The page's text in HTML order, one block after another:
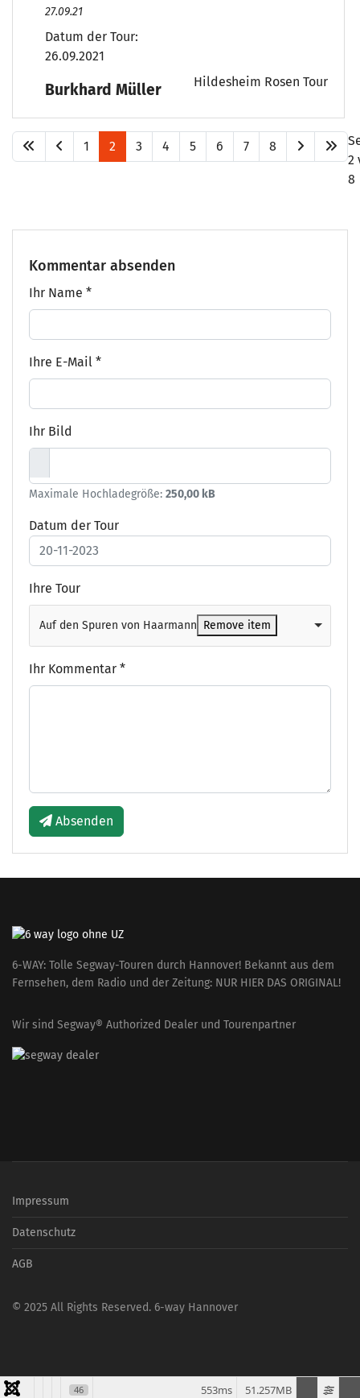
27.09.21
Datum der Tour:
26.09.2021
Burkhard Müller Hildesheim Rosen Tour
1 2 3 4 5 6 7 8
2
8
Kommentar absenden
Ihr Name *
Ihre E-Mail *
Ihr Bild
Maximale Hochladegröße: 250,00 kB
Datum der Tour
Ihre Tour
Auf den Spuren von Haarmann Remove item
Ihr Kommentar *
Absenden
6-WAY: Tolle Segway-Touren durch Hannover! Bekannt aus dem
Fernsehen, dem Radio und der Zeitung: NUR HIER DAS ORIGINAL!
Wir sind Segway® Authorized Dealer und Tourenpartner
Impressum
Datenschutz
AGB
© 2025 All Rights Reserved. 6-way Hannover
46 51.257MB
553ms